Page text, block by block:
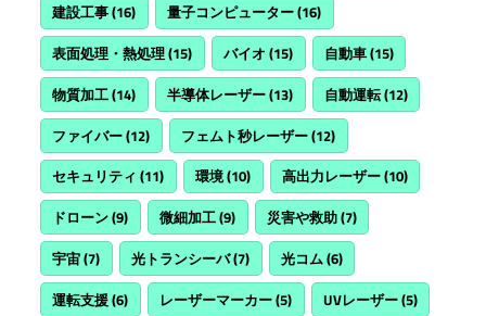
建設工事(16) 量子コンピューター(16)
表面処理・熱処理(15) バイオ (15) 自動車(15)
物質加工(14) 半導体レーザー(13) 自動運転(12)
ファイバー(12) フェムト秒レーザー(12)
セキュリティ (11) 環境(10) 高出力レーザー(10)
ドローン(9) 微細加工(9) 災害や救助(7)
宇宙(7) 光トランシーバ(7) 光コム(6)
運転支援(6) レーザーマーカー(5) UVレーザー(5)